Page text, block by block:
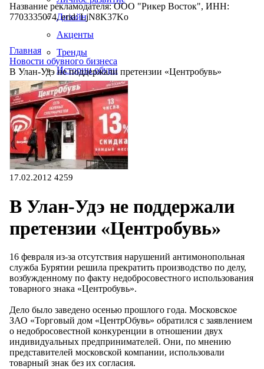
Дизайн
Акценты
Тренды
Истории обуви
Производство
Название рекламодателя: ООО "Рикер Восток", ИНН:
7703335074, erid: LjN8K37Ko
Главная
Новости обувного бизнеса
В Улан-Удэ не поддержали претензии «Центробувь»
17.02.2012 4259
В Улан-Удэ не поддержали
претензии «Центробувь»
16 февраля из-за отсутствия нарушений антимонопольная
служба Бурятии решила прекратить производство по делу,
возбужденному по факту недобросовестного использования
товарного знака «Центробувь».
Дело было заведено осенью прошлого года. Московское
ЗАО «Торговый дом «ЦентрОбувь» обратился с заявлением
о недобросовестной конкуренции в отношении двух
индивидуальных предпринимателей. Они, по мнению
представителей московской компании, использовали
товарный знак без их согласия.